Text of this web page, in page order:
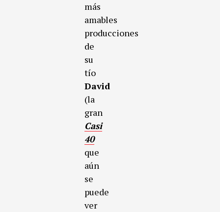
más
amables
producciones
de
su
tío
David
(la
gran
Casi
40
que
aún
se
puede
ver